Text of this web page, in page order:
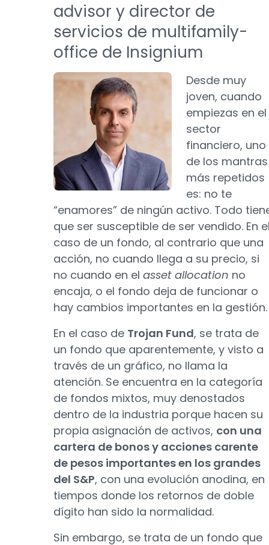
advisor y director de
servicios de multifamily-
office de Insignium
Desde muy
joven, cuando
empiezas en el
sector
financiero, uno
de los mantras
más repetidos
es: no te
“enamores” de ningún activo. Todo
que ser susceptible de ser vendido. En
caso de un fondo, al contrario que una
acción, no cuando llega a su precio, si
no cuando en el asset allocation no
encaja, o el fondo deja de funcionar o
hay cambios importantes en la gestión.
En el caso de Trojan Fund, se trata de
un fondo que aparentemente, y visto a
través de un gráfico, no llama la
atención. Se encuentra en la categoría
de fondos mixtos, muy denostados
dentro de la industria porque hacen su
propia asignación de activos, con una
cartera de bonos y acciones carente
de pesos importantes en los grandes
del S&P, con una evolución anodina, en
tiempos donde los retornos de doble
dígito han sido la normalidad.
Sin embargo, se trata de un fondo que